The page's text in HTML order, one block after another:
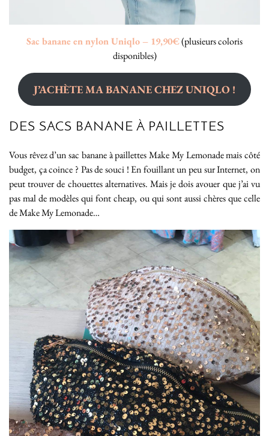
Sac banane en nylon Uniqlo – 19,90€(plusieurs coloris
disponibles)
J’ACHÈTE MA BANANE CHEZ UNIQLO !
DES SACS BANANE À PAILLETTES
Vous rêvez d’un sac banane à paillettes Make My Lemonade mais côté
budget, ça coince ? Pas de souci ! En fouillant un peu sur Internet, on
peut trouver de chouettes alternatives. Mais je dois avouer que j’ai vu
pas mal de modèles qui font cheap, ou qui sont aussi chères que celle
de Make My Lemonade…